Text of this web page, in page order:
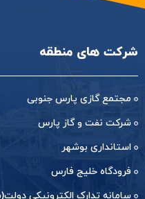
شرکت های منطقه
مجتمع گازی پارس جنوبی
شرکت نفت و گاز پارس
استانداری بوشهر
فرودگاه خلیج فارس
سامانه تدارک الکترونیکی